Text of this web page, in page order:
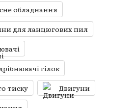
обладнання
для ланцюгових пил
гілок
тиску
Двигуни